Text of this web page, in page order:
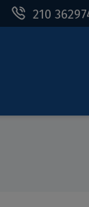
210